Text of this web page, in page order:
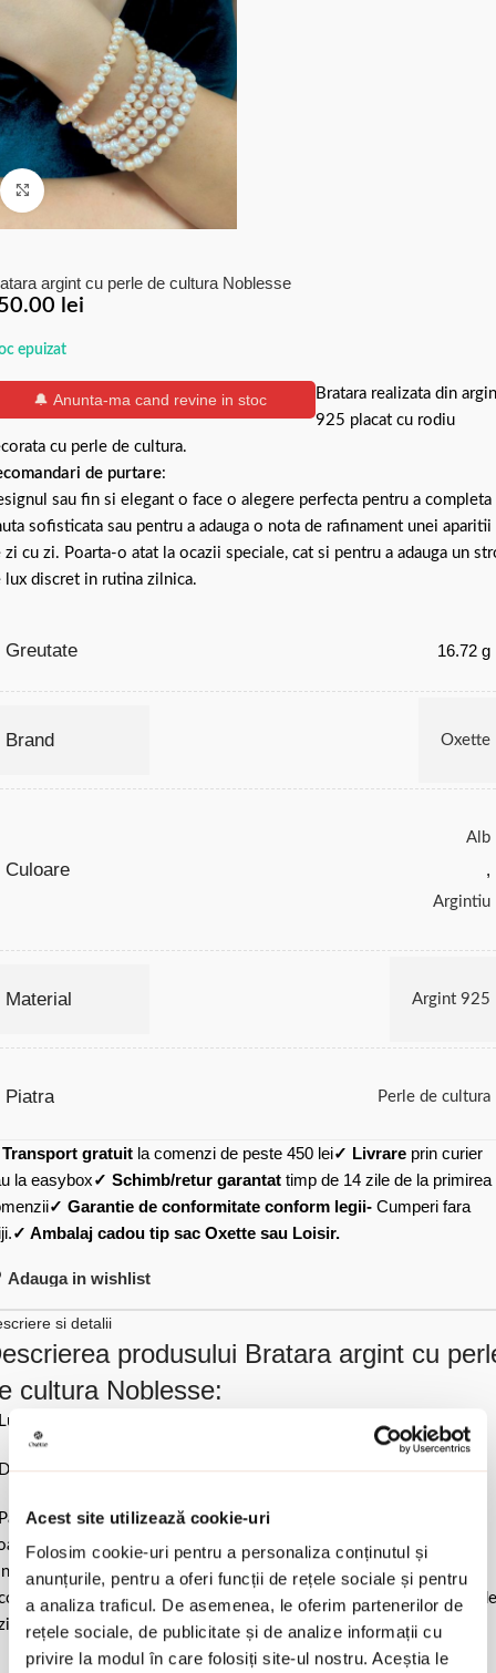
Acest site utilizează cookie-uri
Folosim cookie-uri pentru a personaliza conținutul și
anunțurile, pentru a oferi funcții de rețele sociale și pentru
a analiza traficul. De asemenea, le oferim partenerilor de
rețele sociale, de publicitate și de analize informații cu
privire la modul în care folosiți site-ul nostru. Aceștia le
Click to enlarge
argint cu perle de cultura Noblesse
lei
epuizat
🔔 Anunta-ma cand revine in stoc
Bratara realizata din
925 placat cu rodiu
cu perle de cultura.
de purtare:
sau fin si elegant o face o alegere perfecta pentru a completa
sofisticata sau pentru a adauga o nota de rafinament unei aparitii
zi cu zi. Poarta-o atat la ocazii speciale, cat si pentru a adauga un
lux discret in rutina zilnica.
Greutate 16.72 g
Brand Oxette
Culoare
Alb
,
Argintiu
Material Argint 925
Piatra Perle de cultura
Transport gratuit la comenzi de peste 450 lei✓ Livrare prin curier
la easybox✓ Schimb/retur garantat timp de 14 zile de la primirea
✓ Garantie de conformitate conform legii- Cumperi fara
✓ Ambalaj cadou tip sac Oxette sau Loisir.
Adauga in wishlist
si detalii
produsului Bratara argint cu
cultura Noblesse:
16 cm la care se adauga 3 cm extensie.
perle 0.8 cm.
bijuteria in ambalajul original sau intr-un saculet de catifea
pentru a evita frecarea sau lovirea de alte materiale. Evitati
cu apa si produsele cosmetice. Dupa fiecare purtare este
sa o lustruiti cu o laveta curata pentru a evita depunerea de